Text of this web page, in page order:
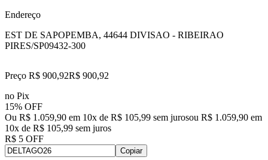
Endereço
EST DE SAPOPEMBA, 44644 DIVISAO - RIBEIRAO
PIRES/SP09432-300
Preço R$ 900,92R$ 900,92
no Pix
15% OFF
Ou R$ 1.059,90 em 10x de R$ 105,99 sem jurosou R$ 1.059,90 em
10x de R$ 105,99 sem juros
R$ 5 OFF
Copiar